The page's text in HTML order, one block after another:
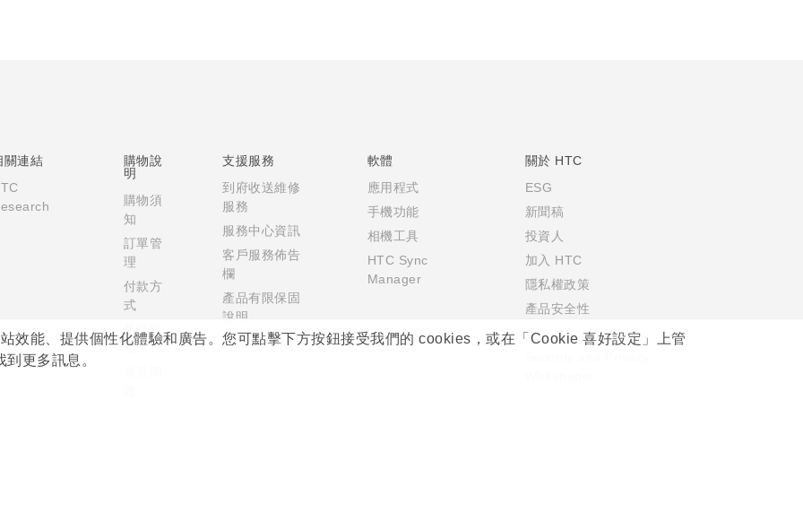
效能、提供個性化體驗和廣告。您可點擊下方按鈕接受我們的 cookies，或在「Cookie 喜好設定」上管
到更多訊息。
關連結
購物說
明
購物須
知
訂單管
理
付款方
式
售後服
務
支援服務
到府收送維修
服務
服務中心資訊
客戶服務佈告
欄
產品有限保固
說明
軟體
應用程式
手機功能
相機工具
HTC Sync
Manager
關於 HTC
ESG
新聞稿
投資人
加入 HTC
隱私權政策
產品安全性
Cookie